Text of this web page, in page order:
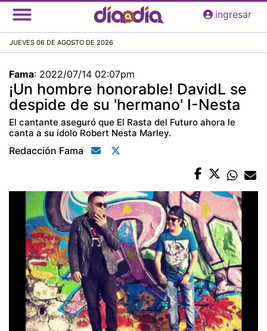
Pasar
al
principal
ingresar
JUEVES 06 DE AGOSTO DE 2026
Fama: 2022/07/14 02:07pm
¡Un hombre honorable! DavidL se
despide de su 'hermano' I-Nesta
El cantante aseguró que El Rasta del Futuro ahora le
canta a su ídolo Robert Nesta Marley.
Redacción Fama